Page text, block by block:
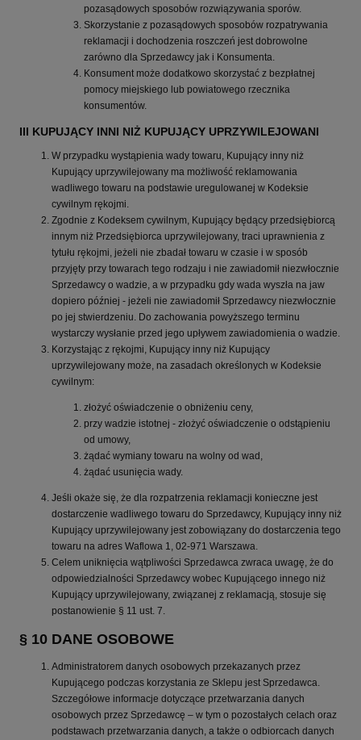
pozasądowych sposobów rozwiązywania sporów.
Skorzystanie z pozasądowych sposobów rozpatrywania
reklamacji i dochodzenia roszczeń jest dobrowolne
zarówno dla Sprzedawcy jak i Konsumenta.
Konsument może dodatkowo skorzystać z bezpłatnej
pomocy miejskiego lub powiatowego rzecznika
konsumentów.
III KUPUJĄCY INNI NIŻ KUPUJĄCY UPRZYWILEJOWANI
W przypadku wystąpienia wady towaru, Kupujący inny niż
Kupujący uprzywilejowany ma możliwość reklamowania
wadliwego towaru na podstawie uregulowanej w Kodeksie
cywilnym rękojmi.
Zgodnie z Kodeksem cywilnym, Kupujący będący przedsiębiorcą
innym niż Przedsiębiorca uprzywilejowany, traci uprawnienia z
tytułu rękojmi, jeżeli nie zbadał towaru w czasie i w sposób
przyjęty przy towarach tego rodzaju i nie zawiadomił niezwłocznie
Sprzedawcy o wadzie, a w przypadku gdy wada wyszła na jaw
dopiero później - jeżeli nie zawiadomił Sprzedawcy niezwłocznie
po jej stwierdzeniu. Do zachowania powyższego terminu
wystarczy wysłanie przed jego upływem zawiadomienia o wadzie.
Korzystając z rękojmi, Kupujący inny niż Kupujący
uprzywilejowany może, na zasadach określonych w Kodeksie
cywilnym:
złożyć oświadczenie o obniżeniu ceny,
przy wadzie istotnej - złożyć oświadczenie o odstąpieniu
od umowy,
żądać wymiany towaru na wolny od wad,
żądać usunięcia wady.
Jeśli okaże się, że dla rozpatrzenia reklamacji konieczne jest
dostarczenie wadliwego towaru do Sprzedawcy, Kupujący inny niż
Kupujący uprzywilejowany jest zobowiązany do dostarczenia tego
towaru na adres Waflowa 1, 02-971 Warszawa.
Celem uniknięcia wątpliwości Sprzedawca zwraca uwagę, że do
odpowiedzialności Sprzedawcy wobec Kupującego innego niż
Kupujący uprzywilejowany, związanej z reklamacją, stosuje się
postanowienie § 11 ust. 7.
§ 10 DANE OSOBOWE
Administratorem danych osobowych przekazanych przez
Kupującego podczas korzystania ze Sklepu jest Sprzedawca.
Szczegółowe informacje dotyczące przetwarzania danych
osobowych przez Sprzedawcę – w tym o pozostałych celach oraz
podstawach przetwarzania danych, a także o odbiorcach danych